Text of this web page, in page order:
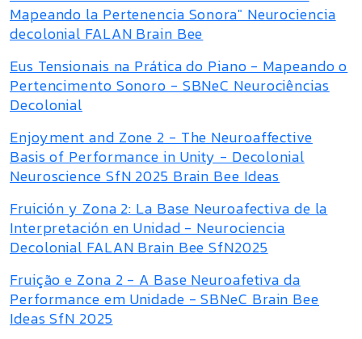
Mapeando la Pertenencia Sonora" Neurociencia
decolonial FALAN Brain Bee
Eus Tensionais na Prática do Piano - Mapeando o
Pertencimento Sonoro - SBNeC Neurociências
Decolonial
Enjoyment and Zone 2 - The Neuroaffective
Basis of Performance in Unity - Decolonial
Neuroscience SfN 2025 Brain Bee Ideas
Fruición y Zona 2: La Base Neuroafectiva de la
Interpretación en Unidad - Neurociencia
Decolonial FALAN Brain Bee SfN2025
Fruição e Zona 2 - A Base Neuroafetiva da
Performance em Unidade - SBNeC Brain Bee
Ideas SfN 2025